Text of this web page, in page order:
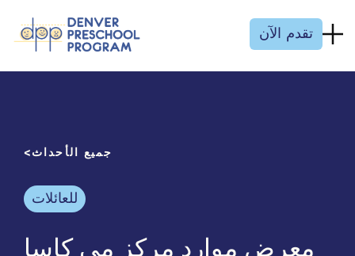
تقدم الآن
جميع الأحداث
للعائلات
معرض موارد مركز مي كاسا